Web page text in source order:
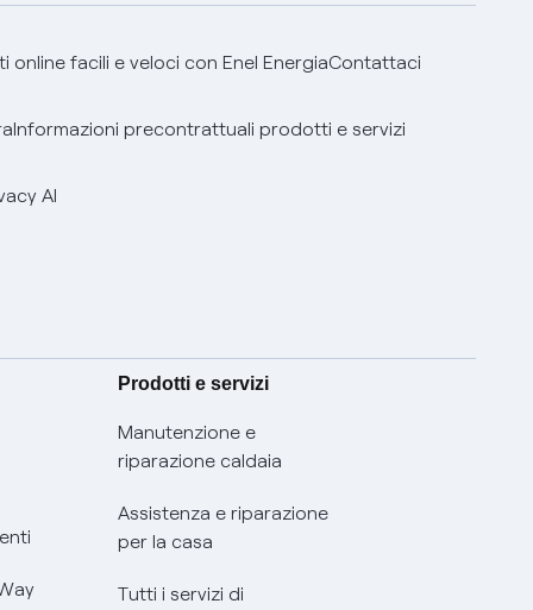
online facili e veloci con Enel EnergiaContattaci
Informazioni precontrattuali prodotti e servizi
AI
Prodotti e servizi
Manutenzione e
riparazione caldaia
Assistenza e riparazione
per la casa
Tutti i servizi di